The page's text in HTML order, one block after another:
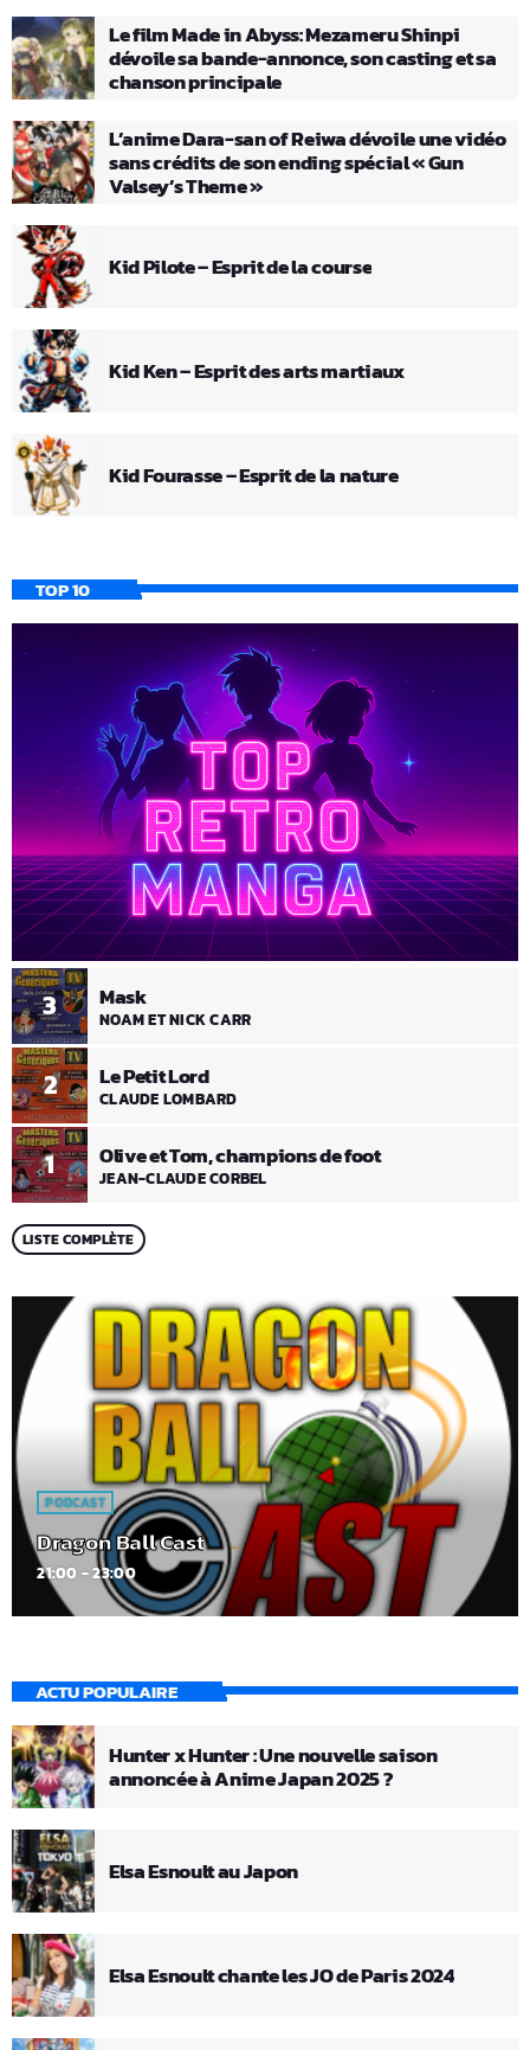
Le film Made in Abyss: Mezameru Shinpi
dévoile sa bande-annonce, son casting et sa
chanson principale
L’anime Dara-san of Reiwa dévoile une vidéo
sans crédits de son ending spécial « Gun
Valsey’s Theme »
Kid Pilote – Esprit de la course
Kid Ken – Esprit des arts martiaux
Kid Fourasse – Esprit de la nature
TOP 10
1 Olive et Tom, champions de foot
JEAN-CLAUDE CORBEL
2 Le Petit Lord
CLAUDE LOMBARD
3 Mask
NOAM ET NICK CARR
LISTE COMPLÈTE
PODCAST
Dragon Ball Cast
21:00 - 23:00
ACTU POPULAIRE
Hunter x Hunter : Une nouvelle saison
annoncée à Anime Japan 2025 ?
Elsa Esnoult au Japon
Elsa Esnoult chante les JO de Paris 2024